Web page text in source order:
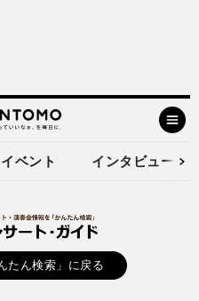
ベント インタビュー
たん検索」に戻る